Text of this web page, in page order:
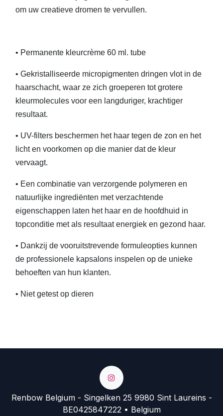
om uw creatieve dromen te vervullen.
• Permanente kleurcrème 60 ml. tube
• Gekristalliseerde micropigmenten dringen vlot in de
haarschacht, waar ze zich groeperen tot grotere
kleurmolecules voor een langduriger, krachtiger
resultaat.
• UV-filters beschermen het haar tegen de zon en het
licht en voorkomen op die manier dat de kleur
vervaagt.
• Een combinatie van verzorgende polymeren en
natuurlijke ingrediënten met verzachtende
eigenschappen laten het haar en de hoofdhuid in
topconditie met als resultaat energiek en gezond haar.
• Dankzij de vooruitstrevende formuleopties kunnen
de professionele kapsalons inspelen op de unieke
behoeften van hun klanten.
• Niet getest op dieren
Renbow Belgium - Singelken 25 9980 Sint Laureins -
BE0425847222 • Belgium